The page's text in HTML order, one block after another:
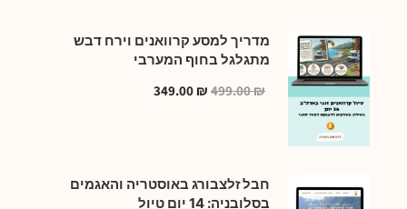
מדריך למסע קרוואנים וירח דבש
מתגלגל בחוף המערבי
499.00₪
349.00 ₪
חבל זלצבורג באוסטריה והאגמים
בסלובניה: 14 יום טיול